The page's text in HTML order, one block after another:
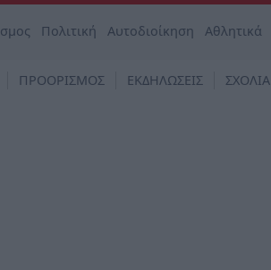
Πολιτική Αυτοδιοίκηση Αθλητικά
ΠΡΟΟΡΙΣΜΟΣ ΕΚΔΗΛΩΣΕΙΣ ΣΧΟΛΙΑ